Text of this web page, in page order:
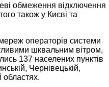
обмеження відключення
також у Києві та
операторів системи
шквальним вітром,
137 населених пунктів
Чернівецькій,
областях.